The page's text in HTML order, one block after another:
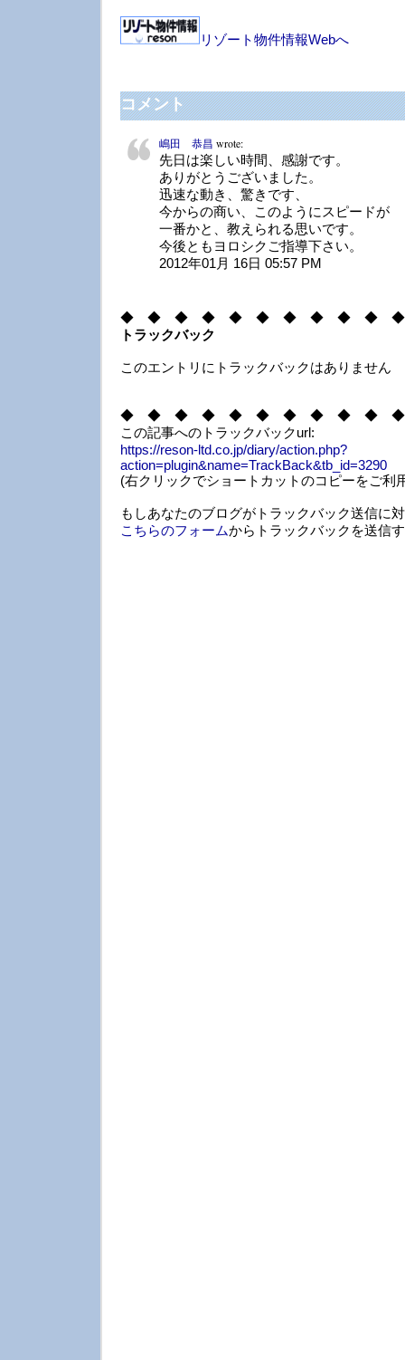
リゾート物件情報Webへ
コメント
嶋田 恭昌 wrote:
先日は楽しい時間、感謝です。
ありがとうございました。
迅速な動き、驚きです、
今からの商い、このようにスピードが
一番かと、教えられる思いです。
今後ともヨロシクご指導下さい。
2012年01月 16日 05:57 PM
◆ ◆ ◆ ◆ ◆ ◆ ◆ ◆ ◆ ◆
トラックバック
このエントリにトラックバックはありません
◆ ◆ ◆ ◆ ◆ ◆ ◆ ◆ ◆ ◆
この記事へのトラックバックurl:
https://reson-ltd.co.jp/diary/action.php?
action=plugin&name=TrackBack&tb_id=3290
(右クリックでショートカットのコピーをご利
もしあなたのブログがトラックバック送信に
こちらのフォームからトラックバックを送信